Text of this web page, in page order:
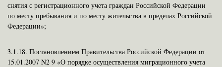
снятия с регистрационного учета граждан Российской Федерации
по месту пребывания и по месту жительства в пределах Российской
Федерации»;
3.1.18. Постановлением Правительства Российской Федерации от
15.01.2007 N2 9 «О порядке осуществления миграционного учета